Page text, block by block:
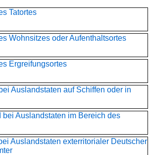
Tatortes
Wohnsitzes oder Aufenthaltsortes
Ergreifungsortes
Auslandstaten auf Schiffen oder in
bei Auslandstaten im Bereich des
Auslandstaten exterritorialer Deutscher